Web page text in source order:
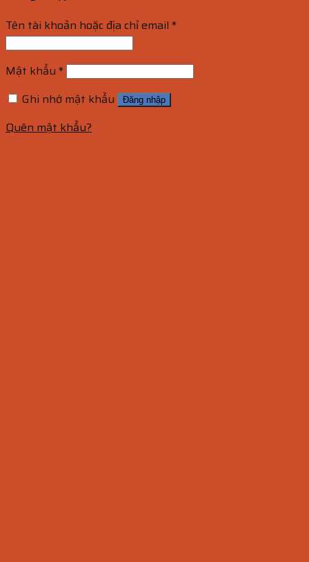
Tên tài khoản hoặc địa chỉ email *
Mật khẩu *
Ghi nhớ mật khẩu
Đăng nhập
Quên mật khẩu?